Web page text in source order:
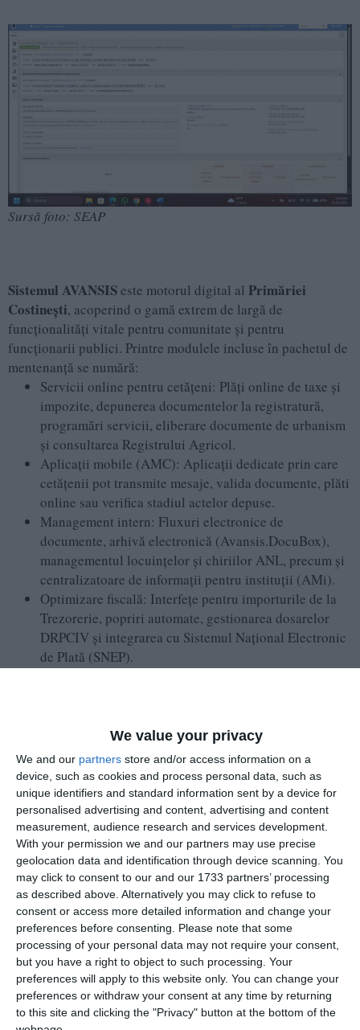
We value your privacy
We and our partners store and/or access information on a
device, such as cookies and process personal data, such as
unique identifiers and standard information sent by a device for
personalised advertising and content, advertising and content
measurement, audience research and services development.
With your permission we and our partners may use precise
geolocation data and identification through device scanning. You
may click to consent to our and our 1733 partners’ processing
as described above. Alternatively you may click to refuse to
consent or access more detailed information and change your
preferences before consenting.
Please note that some
processing of your personal data may not require your consent,
but you have a right to object to such processing. Your
preferences will apply to this website only. You can change your
preferences or withdraw your consent at any time by returning
to this site and clicking the "Privacy" button at the bottom of the
Sursă foto: SEAP
Sistemul AVANSISeste motorul digital al Primăriei
Costinești, acoperind o gamă extrem de largă de
funcționalități vitale pentru comunitate și pentru
funcționarii publici. Printre modulele incluse în pachetul de
mentenanță se numără:
Servicii online pentru cetățeni: Plăți online de taxe și
impozite, depunerea documentelor la registratură,
programări servicii, eliberare documente de urbanism
și consultarea Registrului Agricol.
Aplicații mobile (AMC): Aplicații dedicate prin care
cetățenii pot transmite mesaje, valida documente, plăti
online sau verifica stadiul actelor depuse.
Management intern: Fluxuri electronice de
documente, arhivă electronică (Avansis.DocuBox),
managementul locuințelor și chiriilor ANL, precum și
centralizatoare de informații pentru instituții (AMi).
Optimizare fiscală: Interfețe pentru importurile de la
Trezorerie, popriri automate, gestionarea dosarelor
DRPCIV și integrarea cu Sistemul Național Electronic
de Plată (SNEP).
comerciale și disciplină în construcții, asigurând astfel o
transparență totală și o eficiență sporită în gestionarea
banului public și a proiectelor de urbanism din stațiune.
Despre Integrisoft Solutions SRL